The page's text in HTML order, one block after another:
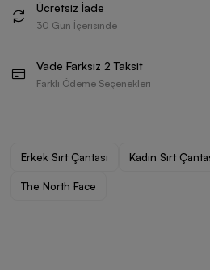
Ücretsiz İade
30 Gün İçerisinde
Vade Farksız 2 Taksit
Farklı Ödeme Seçenekleri
Erkek Sırt Çantası Kadın Sırt
The North Face